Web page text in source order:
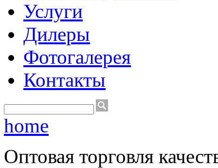
Услуги
Дилеры
Фотогалерея
Контакты
home
Оптовая торговля